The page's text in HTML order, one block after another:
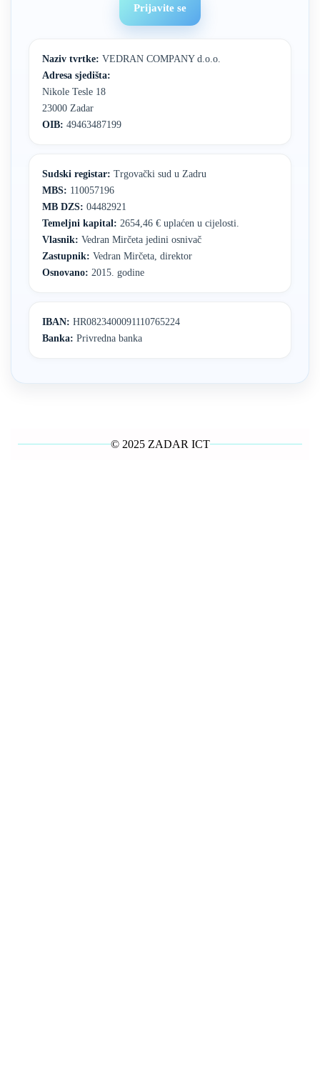
Prijavite se
Naziv tvrtke: VEDRAN COMPANY d.o.o.
Adresa sjedišta:
Nikole Tesle 18
23000 Zadar
OIB: 49463487199
Sudski registar: Trgovački sud u Zadru
MBS: 110057196
MB DZS: 04482921
Temeljni kapital: 2654,46 € uplaćen u cijelosti.
Vlasnik: Vedran Mirčeta jedini osnivač
Zastupnik: Vedran Mirčeta, direktor
Osnovano: 2015. godine
IBAN: HR0823400091110765224
Banka: Privredna banka
© 2025 ZADAR ICT